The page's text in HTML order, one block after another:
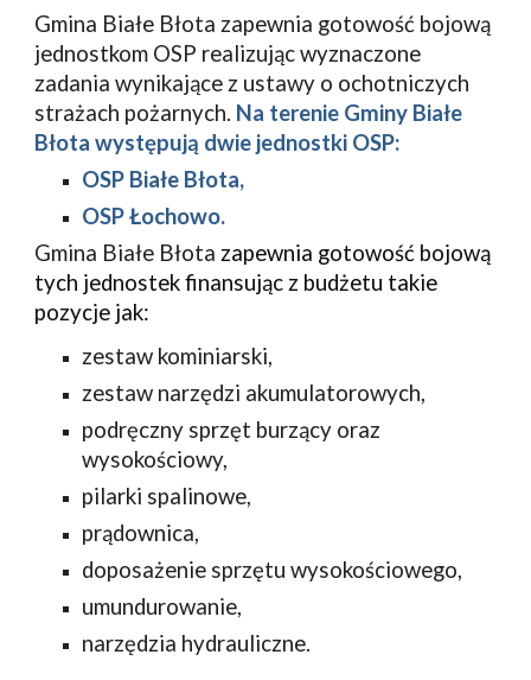
Gmina Białe Błota zapewnia gotowość bojową
jednostkom OSP realizując wyznaczone
zadania wynikające z ustawy o ochotniczych
strażach pożarnych. Na terenie Gminy Białe
Błota występują dwie jednostki OSP:
OSP Białe Błota,
OSPŁochowo.
Gmina Białe Błota zapewnia gotowość bojową
tych jednostek finansując z budżetu takie
pozycje jak:
zestaw kominiarski,
zestaw narzędzi akumulatorowych,
podręczny sprzęt burzący oraz
wysokościowy,
pilarki spalinowe,
prądownica,
doposażenie sprzętu wysokościowego,
umundurowanie,
narzędzia hydrauliczne.